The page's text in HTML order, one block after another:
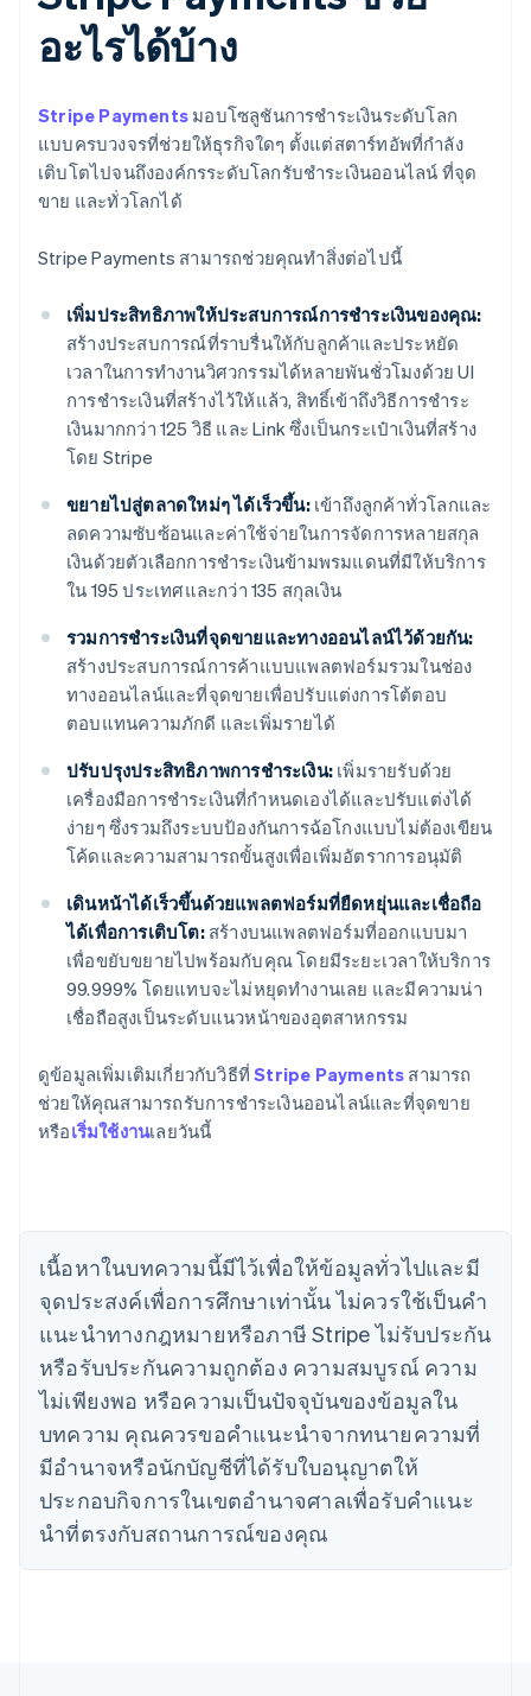
อะไรได้บ้าง
Stripe Payments มอบโซลูชันการชำระเงินระดับโลก
แบบครบวงจรที่ช่วยให้ธุรกิจใดๆ ตั้งแต่สตาร์ทอัพที่กำลัง
เติบโตไปจนถึงองค์กรระดับโลกรับชำระเงินออนไลน์ ที่จุด
ขาย และทั่วโลกได้
Stripe Payments สามารถช่วยคุณทำสิ่งต่อไปนี้
เพิ่มประสิทธิภาพให้ประสบการณ์การชำระเงินของคุณ:
สร้างประสบการณ์ที่ราบรื่นให้กับลูกค้าและประหยัด
เวลาในการทำงานวิศวกรรมได้หลายพันชั่วโมงด้วย UI
การชำระเงินที่สร้างไว้ให้แล้ว, สิทธิ์เข้าถึงวิธีการชำระ
เงินมากกว่า 125 วิธี และ Link ซึ่งเป็นกระเป๋าเงินที่สร้าง
โดย Stripe
ขยายไปสู่ตลาดใหม่ๆ ได้เร็วขึ้น:เข้าถึงลูกค้าทั่วโลกและ
ลดความซับซ้อนและค่าใช้จ่ายในการจัดการหลายสกุล
เงินด้วยตัวเลือกการชำระเงินข้ามพรมแดนที่มีให้บริการ
ใน 195 ประเทศและกว่า 135 สกุลเงิน
รวมการชำระเงินที่จุดขายและทางออนไลน์ไว้ด้วยกัน:
สร้างประสบการณ์การค้าแบบแพลตฟอร์มรวมในช่อง
ทางออนไลน์และที่จุดขายเพื่อปรับแต่งการโต้ตอบ
ตอบแทนความภักดี และเพิ่มรายได้
ปรับปรุงประสิทธิภาพการชำระเงิน: เพิ่มรายรับด้วย
เครื่องมือการชำระเงินที่กำหนดเองได้และปรับแต่งได้
ง่ายๆ ซึ่งรวมถึงระบบป้องกันการฉ้อโกงแบบไม่ต้องเขียน
โค้ดและความสามารถขั้นสูงเพื่อเพิ่มอัตราการอนุมัติ
เดินหน้าได้เร็วขึ้นด้วยแพลตฟอร์มที่ยืดหยุ่นและเชื่อถือ
ได้เพื่อการเติบโต:สร้างบนแพลตฟอร์มที่ออกแบบมา
เพื่อขยับขยายไปพร้อมกับคุณ โดยมีระยะเวลาให้บริการ
99.999% โดยแทบจะไม่หยุดทำงานเลย และมีความน่า
เชื่อถือสูงเป็นระดับแนวหน้าของอุตสาหกรรม
ดูข้อมูลเพิ่มเติมเกี่ยวกับวิธีที่Stripe Payments สามารถ
ช่วยให้คุณสามารถรับการชำระเงินออนไลน์และที่จุดขาย
หรือเริ่มใช้งานเลยวันนี้
เนื้อหาในบทความนี้มีไว้เพื่อให้ข้อมูลทั่วไปและมี
จุดประสงค์เพื่อการศึกษาเท่านั้น ไม่ควรใช้เป็นคํา
แนะนําทางกฎหมายหรือภาษี Stripe ไม่รับประกัน
หรือรับประกันความถูกต้อง ความสมบูรณ์ ความ
ไม่เพียงพอ หรือความเป็นปัจจุบันของข้อมูลใน
บทความ คุณควรขอคําแนะนําจากทนายความที่
มีอํานาจหรือนักบัญชีที่ได้รับใบอนุญาตให้
ประกอบกิจการในเขตอํานาจศาลเพื่อรับคําแนะ
นําที่ตรงกับสถานการณ์ของคุณ
English
เขตบริหารพิเศษฮ่องกง ประเทศจีน
English 简体中文
简体中文English
ไซปรัส
English
ญี่ปุ่น
日本語 English
เดนมาร์ก
English
ไทย
English
นอร์เวย์
English
นิวซีแลนด์
เนเธอร์แลนด์